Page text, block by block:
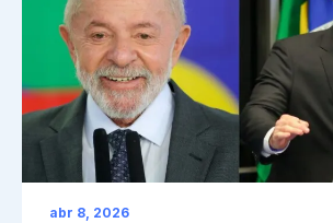
abr 8, 2026